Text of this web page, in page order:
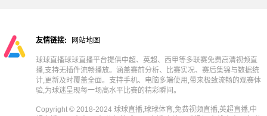
友情链接: 网站地图
球球直播球球直播平台提供中超、英超、西甲等多联赛免费高清视频直
播,支持无插件流畅播放。涵盖赛前分析、比赛实况、赛后集锦与数据统
计,更新及时覆盖全面。支持手机、电脑多端使用,带来极致流畅的观赛体
验,为球迷呈现每一场高水平比赛的精彩瞬间。
Copyright © 2018-2024 球球直播,球球体育,免费视频直播,英超直播,中